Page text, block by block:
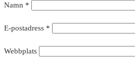
Namn *
E-postadress *
Webbplats